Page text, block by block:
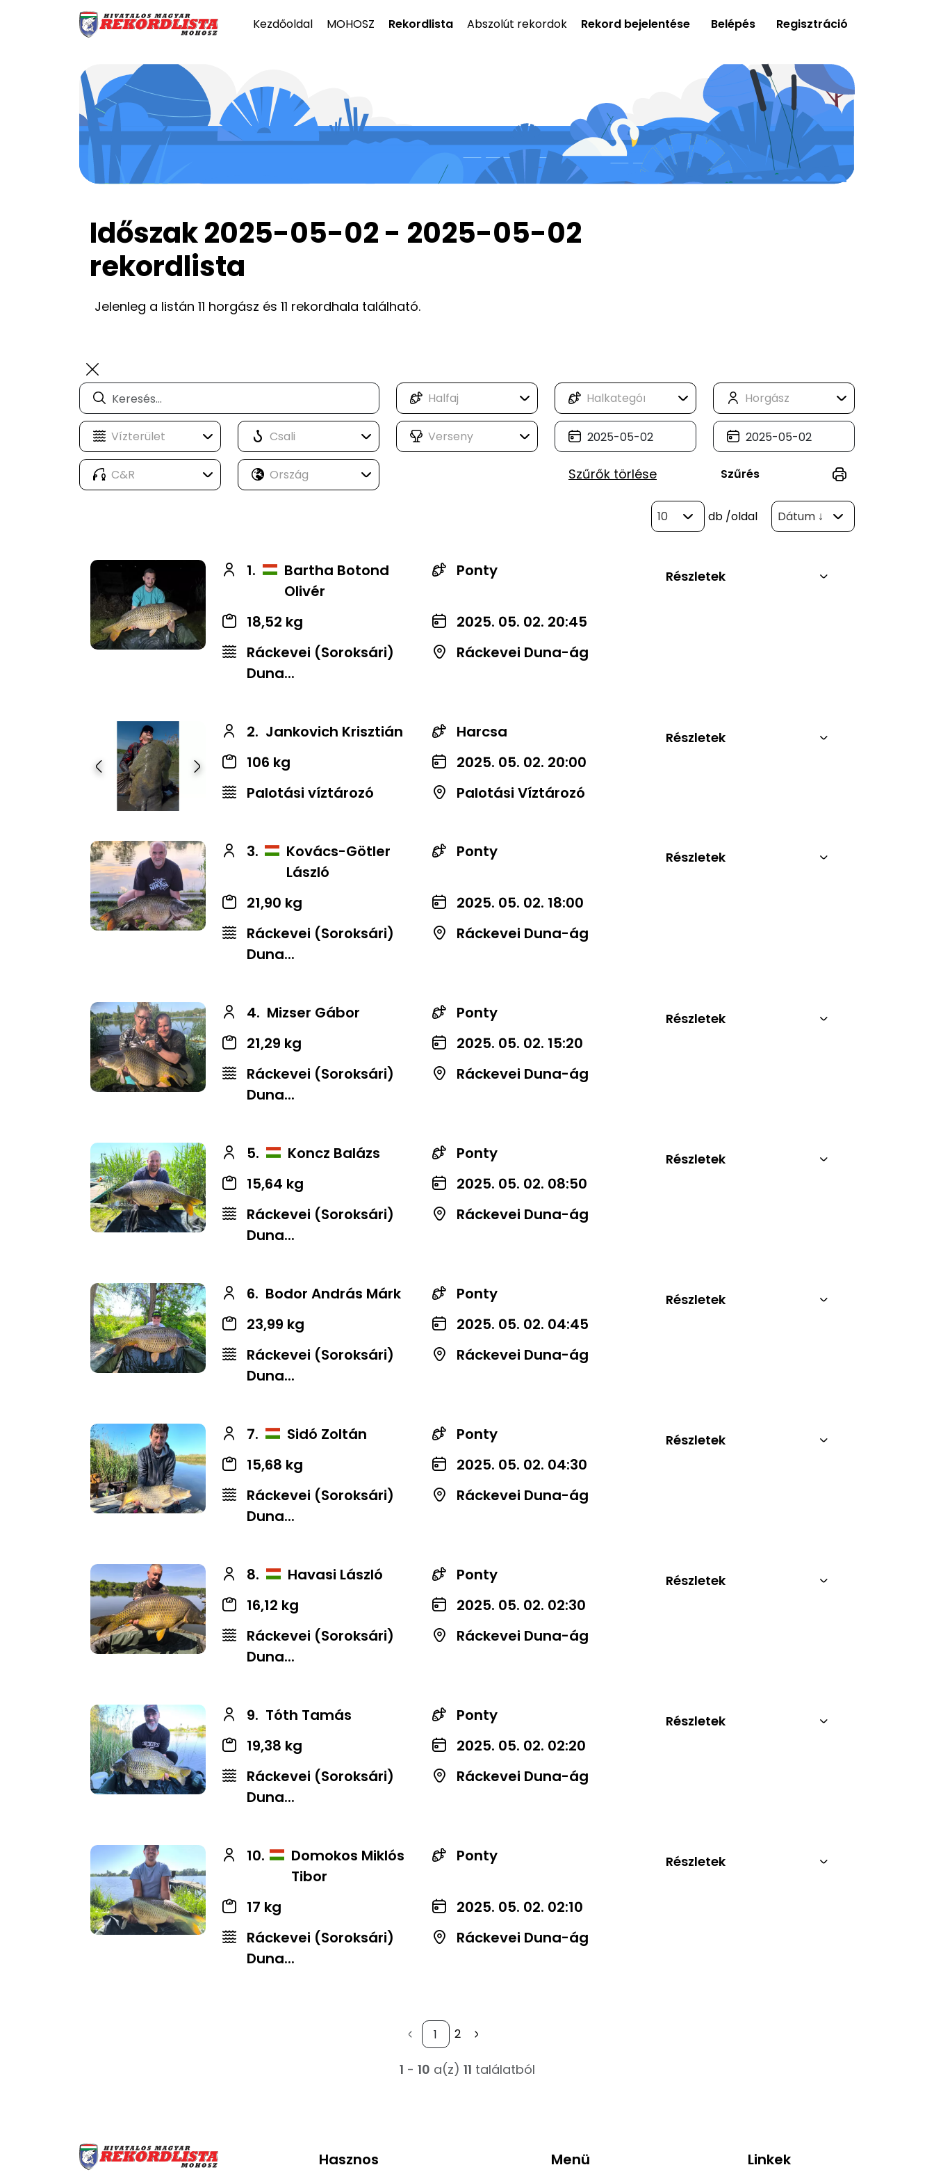
Kezdőoldal MOHOSZ Rekordlista Abszolút rekordok Rekord bejelentése Belépés Regisztráció
Időszak 2025-05-02 - 2025-05-02
rekordlista
Jelenleg a listán 11 horgász és 11 rekordhala található.
Szűrők törlése Szűrés
10 db /oldal Dátum ↓
1.
Bartha Botond
Olivér
Ponty
18,52 kg
2025. 05. 02. 20:45
Ráckevei (Soroksári)
Duna...
Ráckevei Duna-ág
Részletek
Előző Következő
2. Jankovich Krisztián
Harcsa
106 kg
2025. 05. 02. 20:00
Palotási víztározó
Palotási Víztározó
Részletek
3.
Kovács-Götler
László
Ponty
21,90 kg
2025. 05. 02. 18:00
Ráckevei (Soroksári)
Duna...
Ráckevei Duna-ág
Részletek
4. Mizser Gábor
Ponty
21,29 kg
2025. 05. 02. 15:20
Ráckevei (Soroksári)
Duna...
Ráckevei Duna-ág
Részletek
5. Koncz Balázs
Ponty
15,64 kg
2025. 05. 02. 08:50
Ráckevei (Soroksári)
Duna...
Ráckevei Duna-ág
Részletek
6. Bodor András Márk
Ponty
23,99 kg
2025. 05. 02. 04:45
Ráckevei (Soroksári)
Duna...
Ráckevei Duna-ág
Részletek
7. Sidó Zoltán
Ponty
15,68 kg
2025. 05. 02. 04:30
Ráckevei (Soroksári)
Duna...
Ráckevei Duna-ág
Részletek
8. Havasi László
Ponty
16,12 kg
2025. 05. 02. 02:30
Ráckevei (Soroksári)
Duna...
Ráckevei Duna-ág
Részletek
9. Tóth Tamás
Ponty
19,38 kg
2025. 05. 02. 02:20
Ráckevei (Soroksári)
Duna...
Ráckevei Duna-ág
Részletek
10.
Domokos Miklós
Tibor
Ponty
17 kg
2025. 05. 02. 02:10
Ráckevei (Soroksári)
Duna...
Ráckevei Duna-ág
Részletek
2
1 - 10 a(z) 11 találatból
Hasznos Menü Linkek